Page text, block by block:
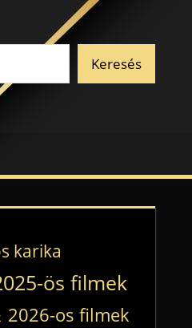
Keresés
karika
ös filmek
2026-os filmek